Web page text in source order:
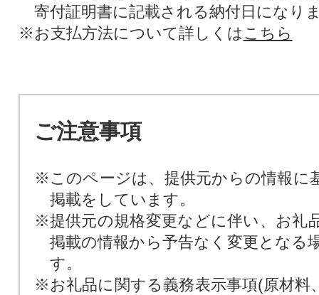
寄付証明書に記載される納付日になり
※お支払方法について詳しくは こちら
ご注意事項
※このページは、提供元からの情報に
掲載をしています。
※提供元の規格変更などに伴い、お礼
掲載の情報から予告なく変更となる
す。
※お礼品に関する義務表示事項(原材料